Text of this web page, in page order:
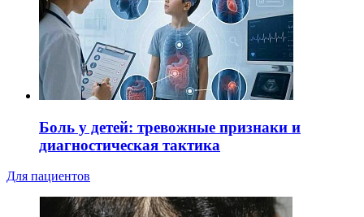
Боль у детей: тревожные признаки и
диагностическая тактика
Для пациентов